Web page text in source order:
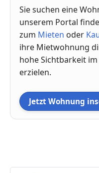
Sie suchen eine
unserem Portal
zum Mieten oder
ihre Mietwohnung
hohe Sichtbarkeit
erzielen.
Jetzt Wohnung